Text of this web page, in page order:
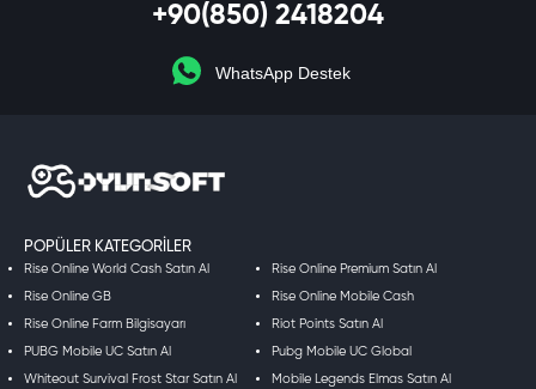
+90(850) 2418204
WhatsApp Destek
POPÜLER KATEGORILER
Rise Online World Cash Satın Al Rise Online Premium Satın Al
Rise Online GB Rise Online Mobile Cash
Rise Online Farm Bilgisayarı Riot Points Satın Al
PUBG Mobile UC Satın Al Pubg Mobile UC Global
Whiteout Survival Frost Star Satın Al Mobile Legends Elmas Satın Al